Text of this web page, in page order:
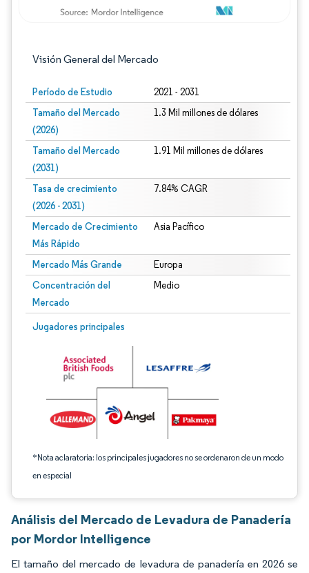
Visión General del Mercado
Período de Estudio 2021 - 2031
Tamaño del Mercado
(2026)
1.3 Mil millones de dólares
Tamaño del Mercado
(2031)
1.91 Mil millones de dólares
Tasa de crecimiento
(2026 - 2031)
7.84% CAGR
Mercado de Crecimiento
Más Rápido
Asia Pacífico
Mercado Más Grande Europa
Concentración del
Mercado
Medio
Jugadores principales
*Nota aclaratoria: los principales jugadores no se ordenaron de un modo
en especial
Imagen © Mordor Intelligence. El uso requiere atribución según CC BY 4.0.
Análisis del Mercado de Levadura de Panadería
por Mordor Intelligence
El tamaño del mercado de levadura de panadería en 2026 se